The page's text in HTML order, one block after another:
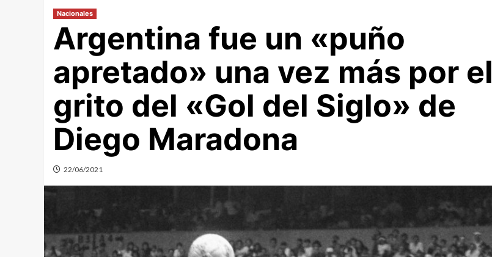
Nacionales
Argentina fue un «puño
apretado» una vez más por el
grito del «Gol del Siglo» de
Diego Maradona
22/06/2021